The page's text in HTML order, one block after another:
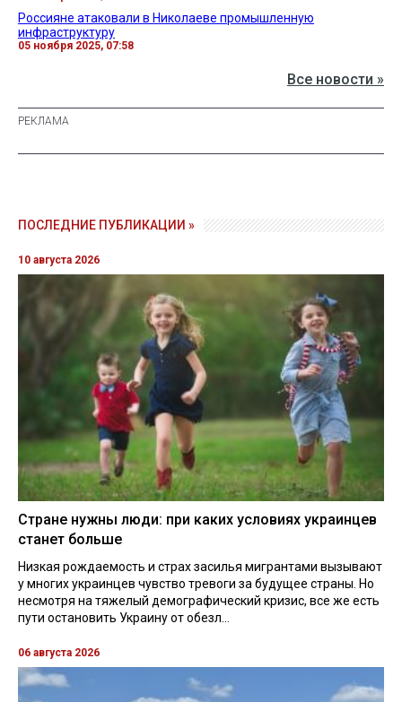
Россияне атаковали в Николаеве промышленную
инфраструктуру
05 ноября 2025, 07:58
Все новости »
ПОСЛЕДНИЕ ПУБЛИКАЦИИ »
10 августа 2026
Стране нужны люди: при каких условиях украинцев
станет больше
Низкая рождаемость и страх засилья мигрантами вызывают
у многих украинцев чувство тревоги за будущее страны. Но
несмотря на тяжелый демографический кризис, все же есть
пути остановить Украину от обезл...
06 августа 2026